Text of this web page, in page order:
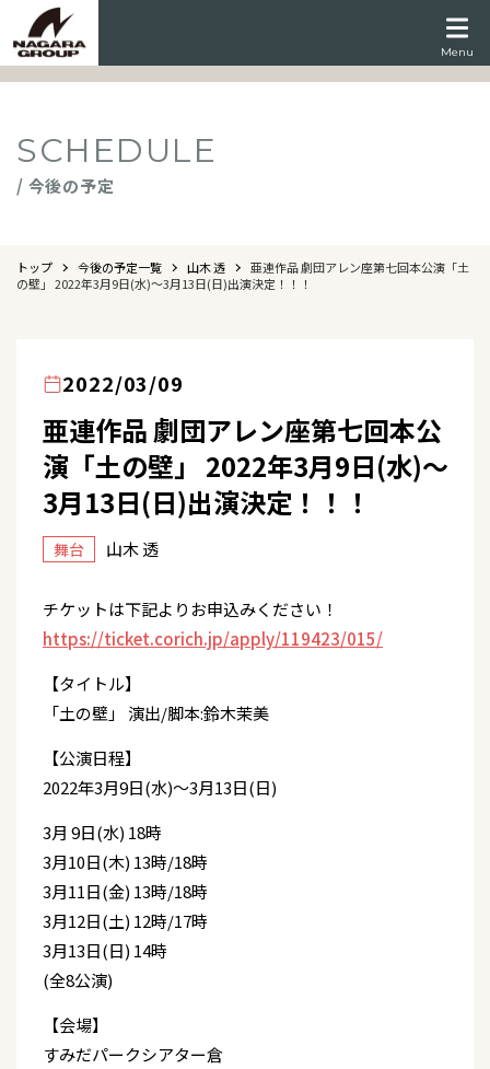
Menu
SCHEDULE
/ 今後の予定
トップ 今後の予定一覧 山木 透
亜連作品 劇団アレン座第七回本公演「土
の壁」 2022年3月9日(水)～3月13日(日)出演決定！！！
2022/03/09
亜連作品 劇団アレン座第七回本公
演「土の壁」 2022年3月9日(水)～
3月13日(日)出演決定！！！
舞台 山木 透
チケットは下記よりお申込みください！
https://ticket.corich.jp/apply/119423/015/
【タイトル】
「土の壁」 演出/脚本:鈴木茉美
【公演日程】
2022年3月9日(水)～3月13日(日)
3月 9日(水) 18時
3月10日(木) 13時/18時
3月11日(金) 13時/18時
3月12日(土) 12時/17時
3月13日(日) 14時
(全8公演)
【会場】
すみだパークシアター倉